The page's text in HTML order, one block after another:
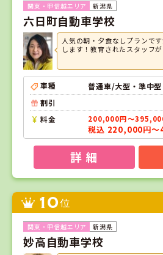
新潟県
六日町自動車学校
人気の朝・夕食なしプランで
します！教育されたスタッフ
車種
普通車/大型・準中型
割引
料金
200,000円～
税込 220,000円
詳 細
10位
新潟県
妙高自動車学校